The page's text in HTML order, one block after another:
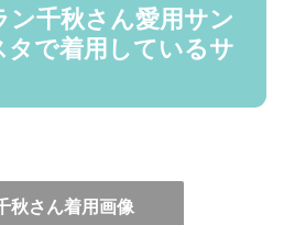
ン千秋さん愛用サン
で着用しているサ
秋さん着用画像